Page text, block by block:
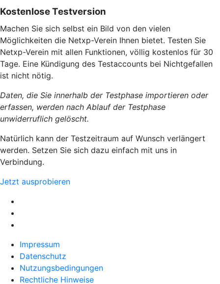
Kostenlose Testversion
Machen Sie sich selbst ein Bild von den vielen
Möglichkeiten die Netxp-Verein Ihnen bietet. Testen Sie
Netxp-Verein mit allen Funktionen, völlig kostenlos für 30
Tage. Eine Kündigung des Testaccounts bei Nichtgefallen
ist nicht nötig.
Daten, die Sie innerhalb der Testphase importieren oder
erfassen, werden nach Ablauf der Testphase
unwiderruflich gelöscht.
Natürlich kann der Testzeitraum auf Wunsch verlängert
werden. Setzen Sie sich dazu einfach mit uns in
Verbindung.
Jetzt ausprobieren
Impressum
Datenschutz
Nutzungsbedingungen
Rechtliche Hinweise